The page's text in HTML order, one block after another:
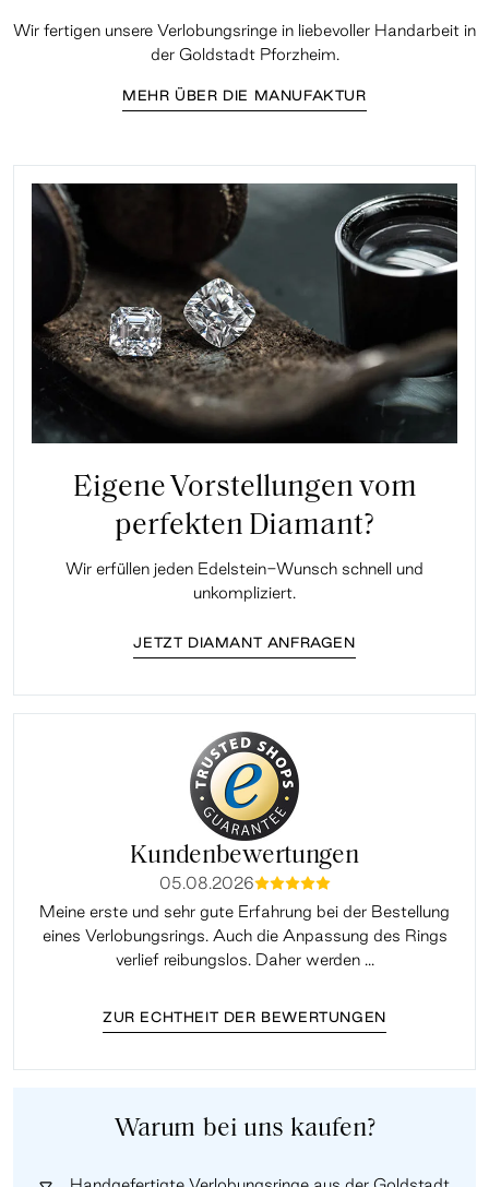
Wir fertigen unsere Verlobungsringe in liebevoller Handarbeit in
der Goldstadt Pforzheim.
MEHR ÜBER DIE MANUFAKTUR
Eigene Vorstellungen vom
perfekten Diamant?
Wir erfüllen jeden Edelstein-Wunsch schnell und
unkompliziert.
JETZT DIAMANT ANFRAGEN
Kundenbewertungen
05.08.2026mmmmm
Meine erste und sehr gute Erfahrung bei der Bestellung
eines Verlobungsrings. Auch die Anpassung des Rings
verlief reibungslos. Daher werden ...
ZUR ECHTHEIT DER BEWERTUNGEN
Warum bei uns kaufen?